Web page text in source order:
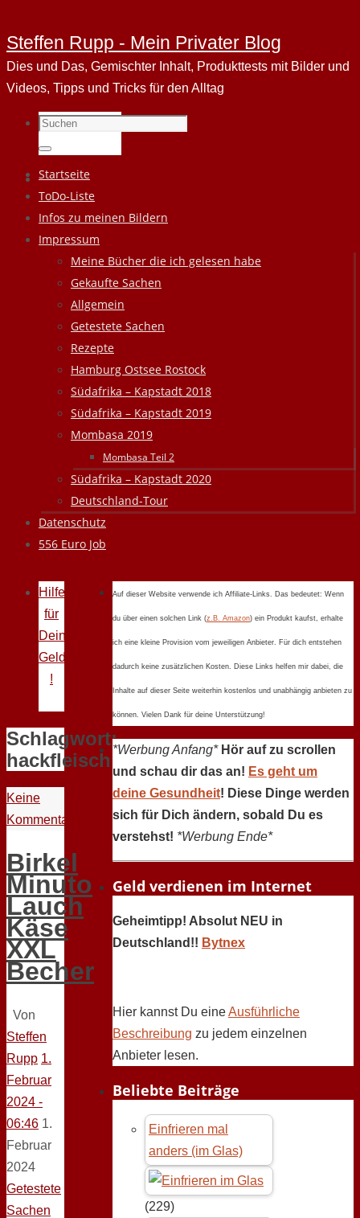
Steffen Rupp - Mein Privater Blog
Dies und Das, Gemischter Inhalt, Produkttests mit Bilder und
Videos, Tipps und Tricks für den Alltag
Suchen
nach:
Suchen
Zum
Inhalt
springen
Startseite
ToDo-Liste
Infos zu meinen Bildern
Impressum
Meine Bücher die ich gelesen habe
Gekaufte Sachen
Allgemein
Getestete Sachen
Rezepte
Hamburg Ostsee Rostock
Südafrika – Kapstadt 2018
Südafrika – Kapstadt 2019
Mombasa 2019
Mombasa Teil 2
Südafrika – Kapstadt 2020
Deutschland-Tour
Datenschutz
556 Euro Job
Hilfe
für
Deine
Geldprobleme
!
Schlagwort:
hackfleisch
Keine
Kommentare
Birkel
Minuto
Lauch
Käse
XXL
Becher
Von
Steffen
Rupp 1.
Februar
2024 -
06:46 1.
Februar
2024
Getestete
Sachen
Auf dieser Website verwende ich Affiliate-Links. Das bedeutet: Wenn
du über einen solchen Link (z.B. Amazon) ein Produkt kaufst, erhalte
ich eine kleine Provision vom jeweiligen Anbieter. Für dich entstehen
dadurch keine zusätzlichen Kosten. Diese Links helfen mir dabei, die
Inhalte auf dieser Seite weiterhin kostenlos und unabhängig anbieten zu
können. Vielen Dank für deine Unterstützung!
*Werbung Anfang* Hör auf zu scrollen
und schau dir das an! Es geht um
deine Gesundheit! Diese Dinge werden
sich für Dich ändern, sobald Du es
verstehst! *Werbung Ende*
Geld verdienen im Internet
Geheimtipp! Absolut NEU in
Deutschland!! Bytnex
Hier kannst Du eineAusführliche
Beschreibung zu jedem einzelnen
Anbieter lesen.
Beliebte Beiträge
Einfrieren mal
anders (im Glas)
(229)